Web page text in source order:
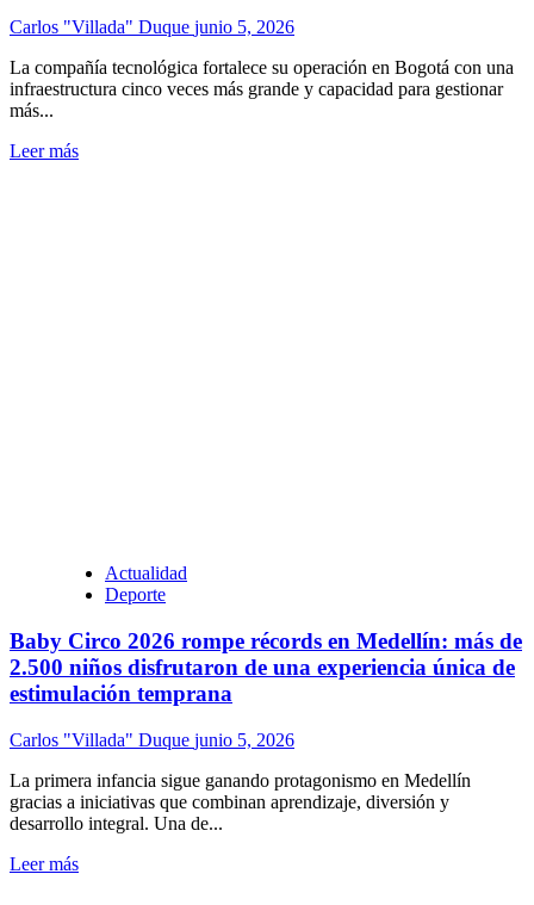
Carlos "Villada" Duque junio 5, 2026
La compañía tecnológica fortalece su operación en Bogotá con una
infraestructura cinco veces más grande y capacidad para gestionar
más...
Leer más
Actualidad
Deporte
Baby Circo 2026 rompe récords en Medellín: más de
2.500 niños disfrutaron de una experiencia única de
estimulación temprana
Carlos "Villada" Duque junio 5, 2026
La primera infancia sigue ganando protagonismo en Medellín
gracias a iniciativas que combinan aprendizaje, diversión y
desarrollo integral. Una de...
Leer más